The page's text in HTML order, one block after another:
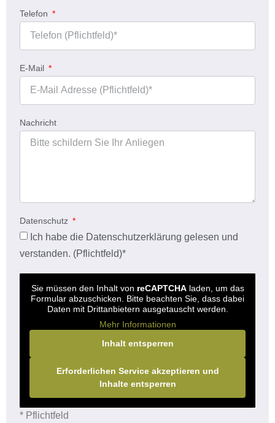
Telefon
E-Mail
Nachricht
Datenschutz
Ich habe die Datenschutzerklärung gelesen und
verstanden. (Pflichtfeld)*
Sie müssen den Inhalt von reCAPTCHAladen, um das
Formular abzuschicken. Bitte beachten Sie, dass dabei
Daten mit Drittanbietern ausgetauscht werden.
Mehr Informationen
Inhalt entsperren
Erforderlichen Service akzeptieren und
Inhalte entsperren
* Pflichtfeld